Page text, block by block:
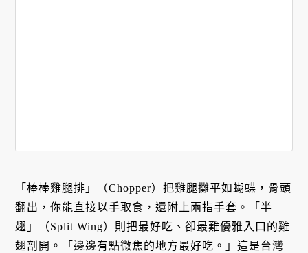
「棒棒雞腿排」（Chopper）把雞腿攤平如蝴蝶，骨頭
翻出，你能直接以手取食，還附上兩指手套。「半
翅」（Split Wing）則把最好吃、卻最難優雅入口的雞
翅剖開。「邊邊有點微焦的地方最好吃。」這是台灣